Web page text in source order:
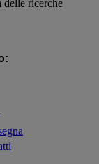
delle ricerche